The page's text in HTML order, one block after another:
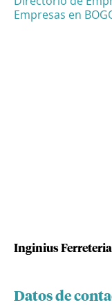
Empresas en
Inginius Ferreteria
Datos de